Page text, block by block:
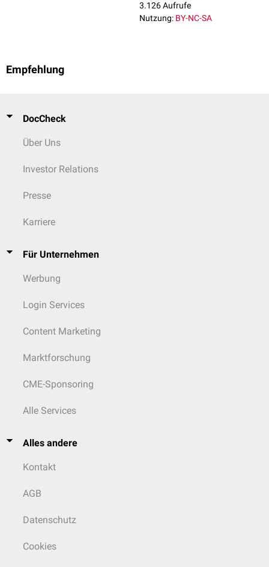
3.126 Aufrufe
Nutzung: BY-NC-SA
Empfehlung
DocCheck
Über Uns
Investor Relations
Presse
Karriere
Für Unternehmen
Werbung
Login Services
Content Marketing
Marktforschung
CME-Sponsoring
Alle Services
Alles andere
Kontakt
AGB
Datenschutz
Cookies